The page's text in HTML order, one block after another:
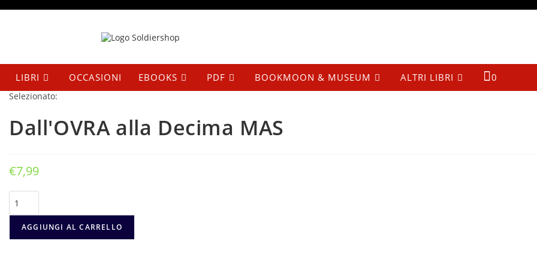
LIBRI OCCASIONI EBOOKS PDF BOOKMOON & MUSEUM ALTRI LIBRI 0
Selezionato:
Dall'OVRA alla Decima MAS
€7,99
Dall'OVRA
alla
Decima
MAS
quantità
AGGIUNGI AL CARRELLO